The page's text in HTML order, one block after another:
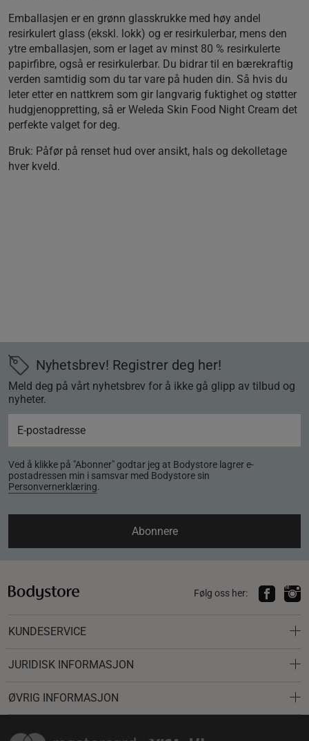
Emballasjen er en grønn glasskrukke med høy andel
resirkulert glass (ekskl. lokk) og er resirkulerbar, mens den
ytre emballasjen, som er laget av minst 80 % resirkulerte
papirfibre, også er resirkulerbar. Du bidrar til en bærekraftig
verden samtidig som du tar vare på huden din. Så hvis du
leter etter en nattkrem som gir langvarig fuktighet og støtter
hudgjenoppretting, så er Weleda Skin Food Night Cream det
perfekte valget for deg.
Bruk: Påfør på renset hud over ansikt, hals og dekolletage
hver kveld.
Nyhetsbrev! Registrer deg her!
Meld deg på vårt nyhetsbrev for å ikke gå glipp av tilbud og
nyheter.
Ved å klikke på "Abonner" godtar jeg at Bodystore lagrer e-
postadressen min i samsvar med Bodystore sin
Personvernerklæring.
Abonnere
Følg oss her:
KUNDESERVICE
JURIDISK INFORMASJON
ØVRIG INFORMASJON